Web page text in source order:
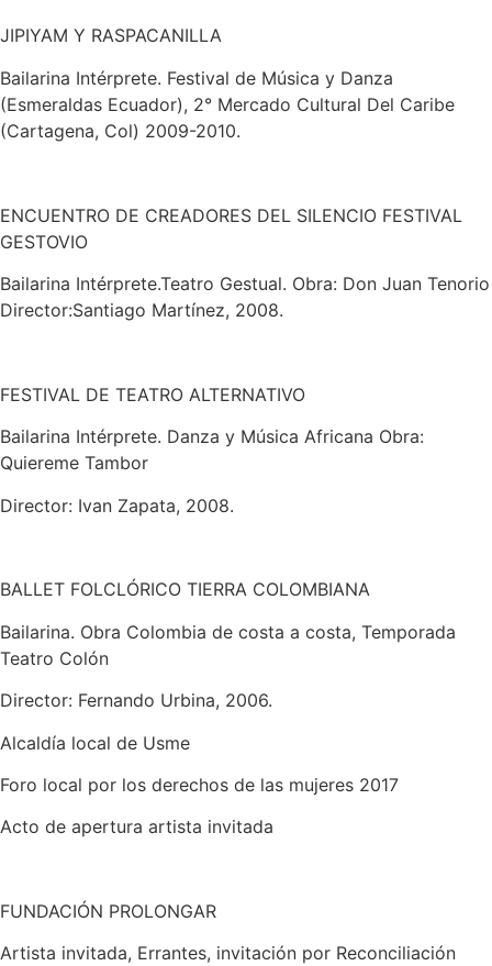
JIPIYAM Y RASPACANILLA
Bailarina Intérprete. Festival de Música y Danza
(Esmeraldas Ecuador), 2° Mercado Cultural Del Caribe
(Cartagena, Col) 2009-2010.
ENCUENTRO DE CREADORES DEL SILENCIO FESTIVAL
GESTOVIO
Bailarina Intérprete.Teatro Gestual. Obra: Don Juan Tenorio
Director:Santiago Martínez, 2008.
FESTIVAL DE TEATRO ALTERNATIVO
Bailarina Intérprete. Danza y Música Africana Obra:
Quiereme Tambor
Director: Ivan Zapata, 2008.
BALLET FOLCLÓRICO TIERRA COLOMBIANA
Bailarina. Obra Colombia de costa a costa, Temporada
Teatro Colón
Director: Fernando Urbina, 2006.
Alcaldía local de Usme
Foro local por los derechos de las mujeres 2017
Acto de apertura artista invitada
FUNDACIÓN PROLONGAR
Artista invitada, Errantes, invitación por Reconciliación